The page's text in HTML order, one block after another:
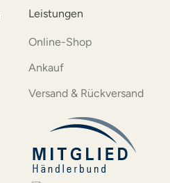
Leistungen
Online-Shop
Ankauf
Versand & Rückversand